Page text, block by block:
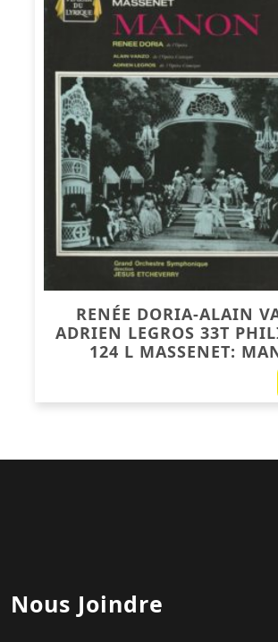
RENÉE DORIA-ALAIN
ADRIEN LEGROS 33T
124 L MASSENET:
Nous Joindre